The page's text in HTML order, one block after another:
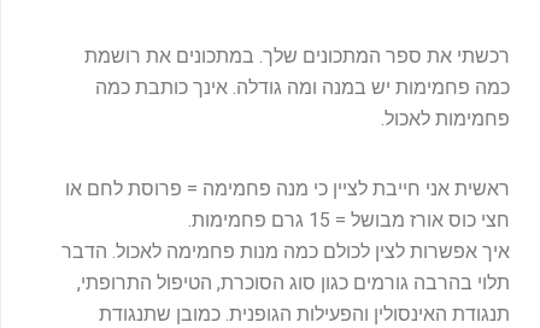
רכשתי את ספר המתכונים שלך. במתכונים את רושמת
כמה פחמימות יש במנה ומה גודלה. אינך כותבת כמה
פחמימות לאכול.
ראשית אני חייבת לציין כי מנה פחמימה = פרוסת לחם או
חצי כוס אורז מבושל = 15 גרם פחמימות.
איך אפשרות לצין לכולם כמה מנות פחמימה לאכול. הדבר
תלוי בהרבה גורמים כגון סוג הסוכרת, הטיפול התרופתי,
תנגודת האינסולין והפעילות הגופנית. כמובן שתנגודת